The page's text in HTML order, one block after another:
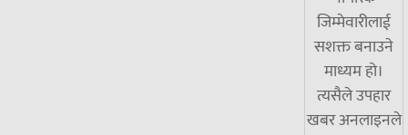
जिम्मेवारीलाई
सशक्त बनाउने
माध्यम हो।
त्यसैले उपहार
खबर अनलाइनले